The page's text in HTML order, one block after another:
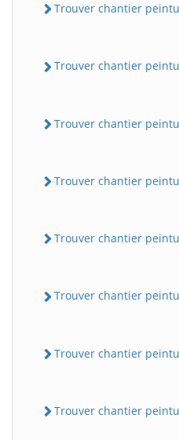
Trouver chantier
Trouver chantier
Trouver chantier
Trouver chantier
Trouver chantier
Trouver chantier
Trouver chantier
Trouver chantier